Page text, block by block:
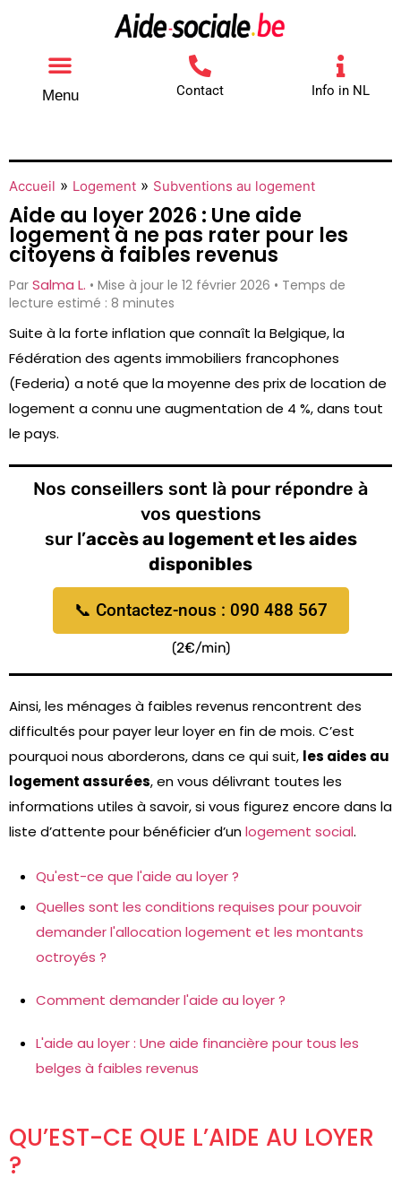
Menu Contact Info in NL
Accueil » Logement » Subventions au logement
Aide au loyer 2026 : Une aide
logement à ne pas rater pour les
citoyens à faibles revenus
Par Salma L. • Mise à jour le 12 février 2026 • Temps de
lecture estimé : 8 minutes
Suite à la forte inflation que connaît la Belgique, la
Fédération des agents immobiliers francophones
(Federia) a noté que la moyenne des prix de location de
logement a connu une augmentation de 4 %, dans tout
le pays.
Nos conseillers sont là pour répondre à
vos questions
sur l’accès au logement et les aides
disponibles
📞 Contactez-nous : 090 488 567
(2€/min)
Ainsi, les ménages à faibles revenus rencontrent des
difficultés pour payer leur loyer en fin de mois. C’est
pourquoi nous aborderons, dans ce qui suit, les aides au
logement assurées, en vous délivrant toutes les
informations utiles à savoir, si vous figurez encore dans la
liste d’attente pour bénéficier d’unlogement social.
Qu'est-ce que l'aide au loyer ?
Quelles sont les conditions requises pour pouvoir
demander l'allocation logement et les montants
octroyés ?
Comment demander l'aide au loyer ?
L'aide au loyer : Une aide financière pour tous les
belges à faibles revenus
QU’EST-CE QUE L’AIDE AU LOYER
?